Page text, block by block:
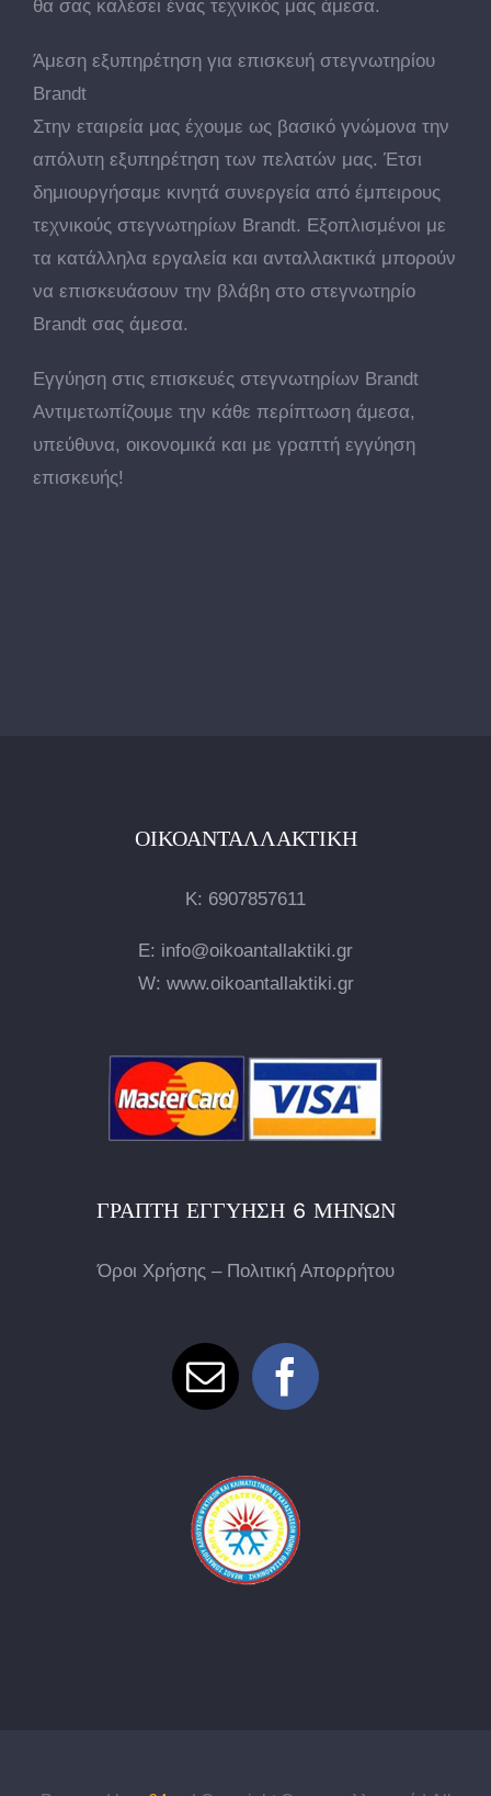
θα σας καλέσει ένας τεχνικός μας άμεσα.
Άμεση εξυπηρέτηση για επισκευή στεγνωτηρίου
Brandt
Στην εταιρεία μας έχουμε ως βασικό γνώμονα την
απόλυτη εξυπηρέτηση των πελατών μας. Έτσι
δημιουργήσαμε κινητά συνεργεία από έμπειρους
τεχνικούς στεγνωτηρίων Brandt. Εξοπλισμένοι με
τα κατάλληλα εργαλεία και ανταλλακτικά μπορούν
να επισκευάσουν την βλάβη στο στεγνωτηρίο
Brandt σας άμεσα.
Εγγύηση στις επισκευές στεγνωτηρίων Brandt
Αντιμετωπίζουμε την κάθε περίπτωση άμεσα,
υπεύθυνα, οικονομικά και με γραπτή εγγύηση
επισκευής!
ΟΙΚΟΑΝΤΑΛΛΑΚΤΙΚΉ
Κ: 6907857611
E: info@oikoantallaktiki.gr
W: www.oikoantallaktiki.gr
ΓΡΑΠΤΉ ΕΓΓΎΗΣΗ 6 ΜΗΝΏΝ
Όροι Χρήσης – Πολιτική Απορρήτου